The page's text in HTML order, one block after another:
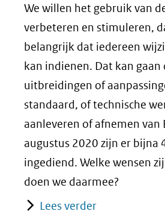
We willen het gebruik van
verbeteren en stimuleren,
belangrijk dat iedereen
kan indienen. Dat kan gaan
uitbreidingen of
standaard, of technische
aanleveren of afnemen van
augustus 2020 zijn er bijna
ingediend. Welke wensen
doen we daarmee?
Lees verder